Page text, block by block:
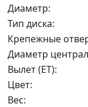
Диаметр:
Тип диска:
Крепежные
Диаметр
Вылет (ET):
Цвет:
Вес: